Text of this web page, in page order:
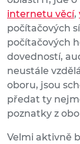
internetu věcí,
počítačových
počítačových
dovedností,
neustále
oboru, jsou
předat ty
poznatky z
Velmi aktivně